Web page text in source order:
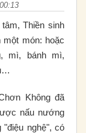
Thiền sinh
món: hoặc
mì, bánh mì,
Không đã
nấu nướng
nghệ", có